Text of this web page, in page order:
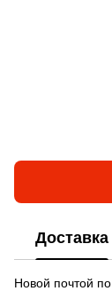
Доставка
Новой почтой